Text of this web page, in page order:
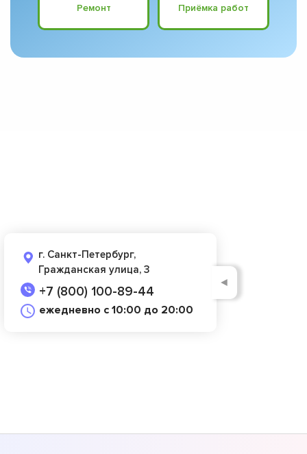
Ремонт Приёмка работ
г. Санкт-Петербург,
Гражданская улица, 3
+7 (800) 100-89-44
ежедневно с 10:00 до 20:00
◄